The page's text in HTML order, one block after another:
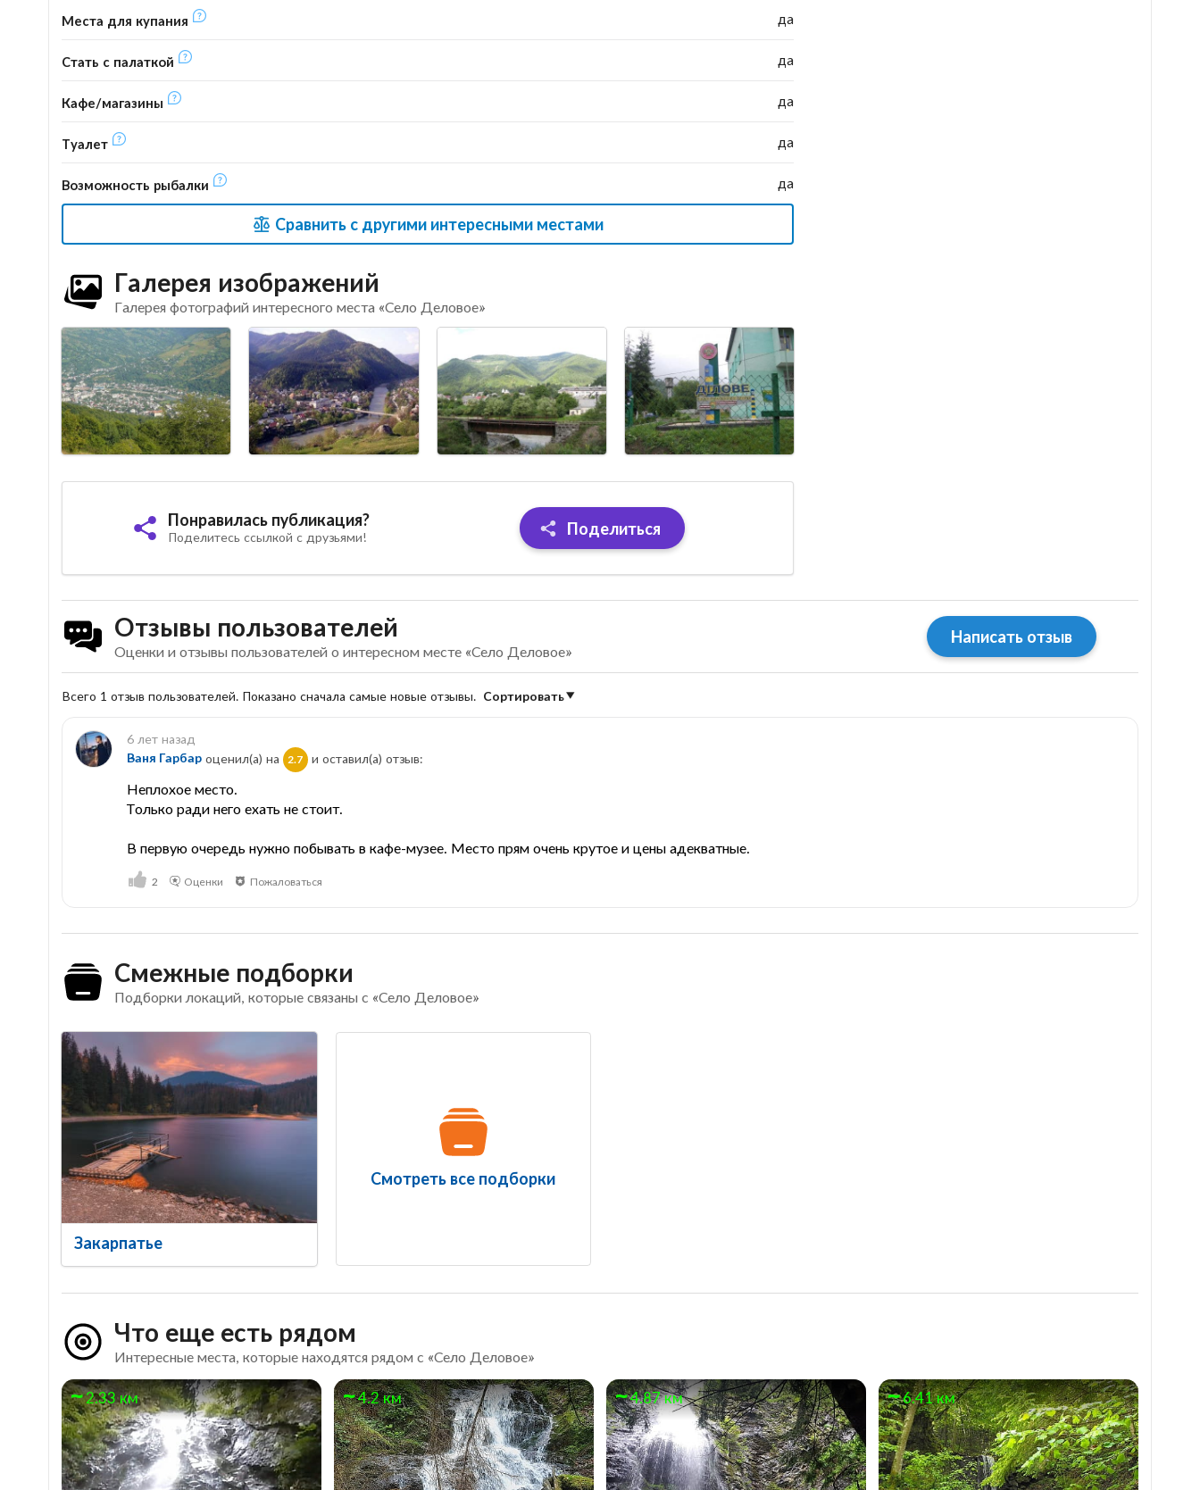
Места для купания да
Стать с палаткой да
Кафе/магазины да
Туалет да
Возможность рыбалки да
Сравнить с другими интересными местами
Галерея изображений
Галерея фотографий интересного места «Село Деловое»
Понравилась публикация?
Поделитесь ссылкой с друзьями! Поделиться
Отзывы пользователей
Оценки и отзывы пользователей о интересном месте «Село Деловое»
Написать отзыв
Всего 1 отзыв пользователей. Показано сначала самые новые отзывы. Сортировать
6 лет назад
Ваня Гарбароценил(а) на 2.7 и оставил(a) отзыв:
Неплохое место.
Только ради него ехать не стоит.
В первую очередь нужно побывать в кафе-музее. Место прям очень крутое и цены адекватные.
2 Оценки Пожаловаться
Смежные подборки
Подборки локаций, которые связаны с «Село Деловое»
Закарпатье
Смотреть все подборки
Что еще есть рядом
Интересные места, которые находятся рядом с «Село Деловое»
2.33 км 4.2 км 4.87 км 6.41 км